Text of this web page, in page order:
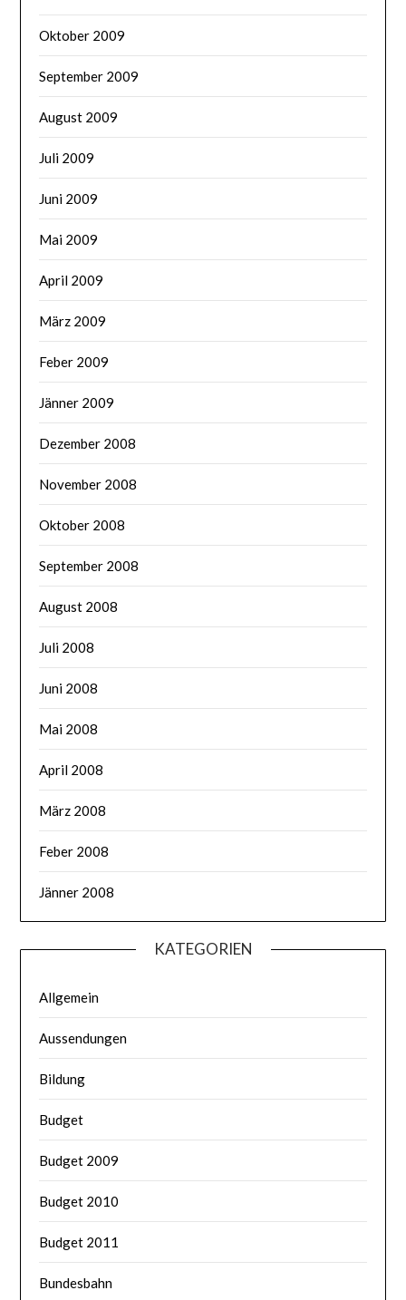
Oktober 2009
September 2009
August 2009
Juli 2009
Juni 2009
Mai 2009
April 2009
März 2009
Feber 2009
Jänner 2009
Dezember 2008
November 2008
Oktober 2008
September 2008
August 2008
Juli 2008
Juni 2008
Mai 2008
April 2008
März 2008
Feber 2008
Jänner 2008
KATEGORIEN
Allgemein
Aussendungen
Bildung
Budget
Budget 2009
Budget 2010
Budget 2011
Bundesbahn